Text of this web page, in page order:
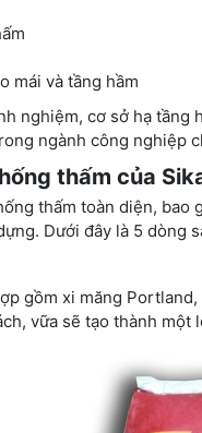
mái và tầng hầm
nghiệm, cơ sở hạ tầng
ngành công nghiệp
thấm của
thấm toàn diện,
Dưới đây là 5 dòng
gồm xi măng
vữa sẽ tạo thành một